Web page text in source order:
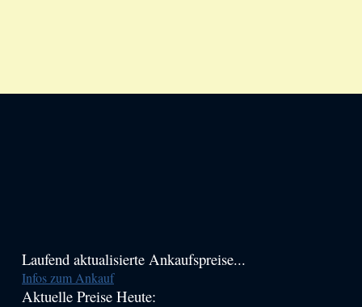
Haupt-
Sidebar
Laufend aktualisierte Ankaufspreise...
Infos zum Ankauf
Aktuelle Preise Heute: